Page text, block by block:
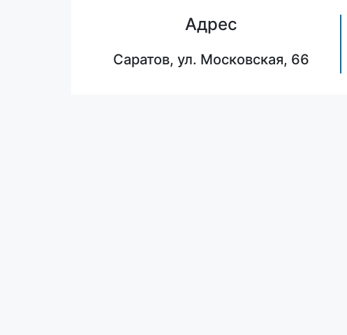
Адрес
Саратов, ул. Московская, 66